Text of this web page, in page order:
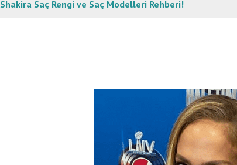
Shakira Saç Rengi ve Saç Modelleri Rehberi!